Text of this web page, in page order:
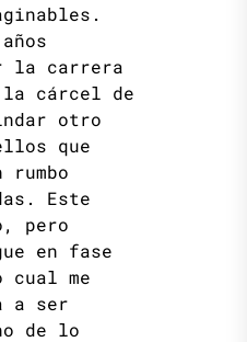
la carrera
la cárcel de
otro
que
Este
pero
en fase
me
a ser
de lo